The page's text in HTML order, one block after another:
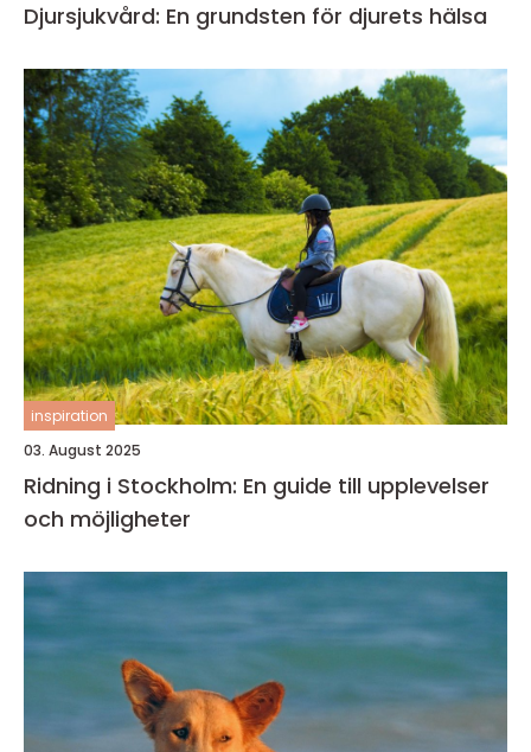
Djursjukvård: En grundsten för djurets hälsa
inspiration
03. August 2025
Ridning i Stockholm: En guide till upplevelser
och möjligheter